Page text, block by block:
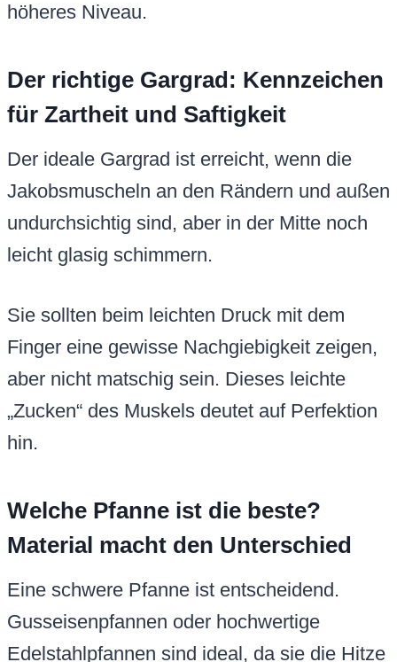
höheres Niveau.
Der richtige Gargrad: Kennzeichen
für Zartheit und Saftigkeit
Der ideale Gargrad ist erreicht, wenn die
Jakobsmuscheln an den Rändern und außen
undurchsichtig sind, aber in der Mitte noch
leicht glasig schimmern.
Sie sollten beim leichten Druck mit dem
Finger eine gewisse Nachgiebigkeit zeigen,
aber nicht matschig sein. Dieses leichte
„Zucken“ des Muskels deutet auf Perfektion
hin.
Welche Pfanne ist die beste?
Material macht den Unterschied
Eine schwere Pfanne ist entscheidend.
Gusseisenpfannen oder hochwertige
Edelstahlpfannen sind ideal, da sie die Hitze